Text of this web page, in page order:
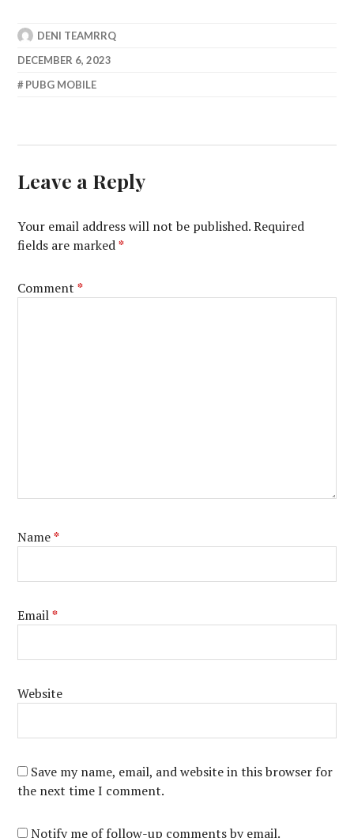
DENI TEAMRRQ
DECEMBER 6, 2023
PUBG MOBILE
Leave a Reply
Your email address will not be published. Required
fields are marked*
Comment*
Name*
Email*
Website
Save my name, email, and website in this browser for
the next time I comment.
Notify me of follow-up comments by email.